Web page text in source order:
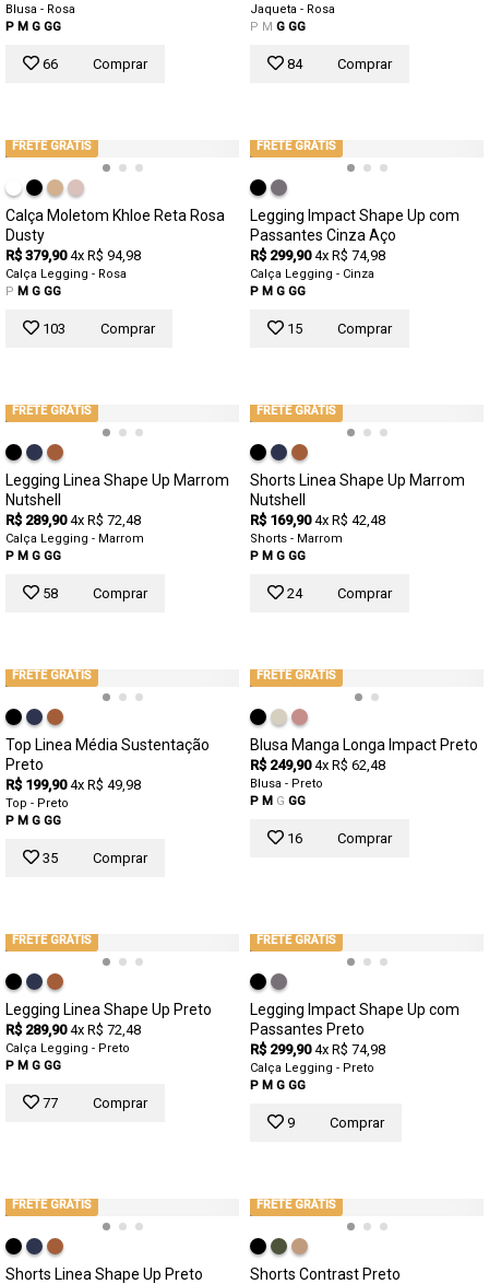
Blusa - Rosa
P M G GG
66 Comprar
Jaqueta - Rosa
P M G GG
84 Comprar
FRETE GRÁTIS
Calça Moletom Khloe Reta Rosa
Dusty
R$ 379,90 4x R$ 94,98
Calça Legging - Rosa
P M G GG
103 Comprar
FRETE GRÁTIS
Legging Impact Shape Up com
Passantes Cinza Aço
R$ 299,90 4x R$ 74,98
Calça Legging - Cinza
P M G GG
15 Comprar
FRETE GRÁTIS
Legging Linea Shape Up Marrom
Nutshell
R$ 289,90 4x R$ 72,48
Calça Legging - Marrom
P M G GG
58 Comprar
FRETE GRÁTIS
Shorts Linea Shape Up Marrom
Nutshell
R$ 169,90 4x R$ 42,48
Shorts - Marrom
P M G GG
24 Comprar
FRETE GRÁTIS
Top Linea Média Sustentação
Preto
R$ 199,90 4x R$ 49,98
Top - Preto
P M G GG
35 Comprar
FRETE GRÁTIS
Blusa Manga Longa Impact Preto
R$ 249,90 4x R$ 62,48
Blusa - Preto
P M G GG
16 Comprar
FRETE GRÁTIS
Legging Linea Shape Up Preto
R$ 289,90 4x R$ 72,48
Calça Legging - Preto
P M G GG
77 Comprar
FRETE GRÁTIS
Legging Impact Shape Up com
Passantes Preto
R$ 299,90 4x R$ 74,98
Calça Legging - Preto
P M G GG
9 Comprar
FRETE GRÁTIS
Shorts Linea Shape Up Preto
FRETE GRÁTIS
Shorts Contrast Preto